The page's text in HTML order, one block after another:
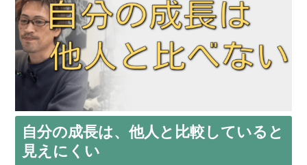
自分の成長は、他人と比較していると
見えにくい